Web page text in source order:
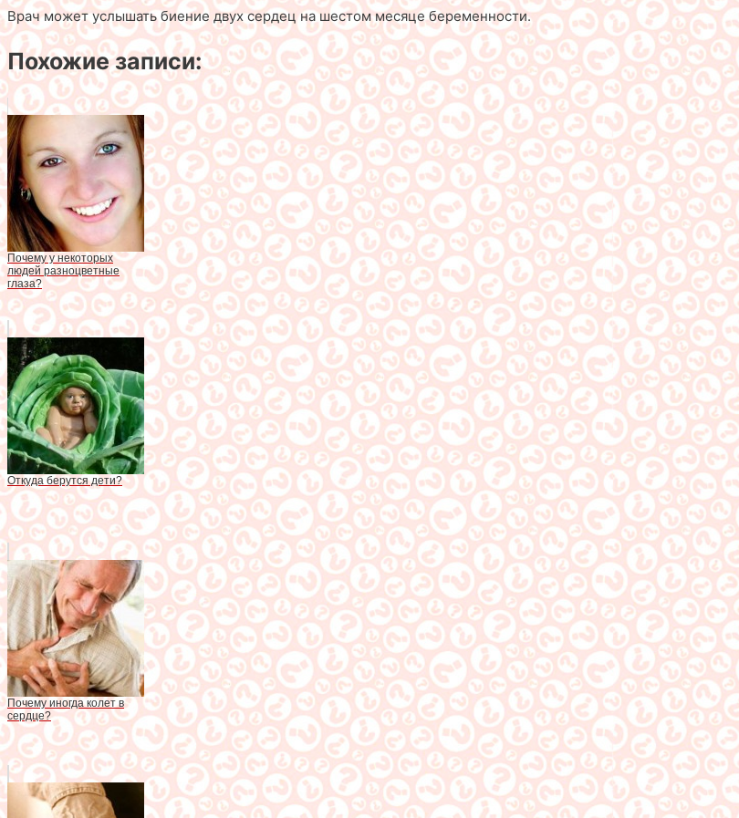
Врач может услышать биение двух сердец на шестом месяце беременности.
Похожие записи:
Почему у некоторых
людей разноцветные
глаза?
Откуда берутся дети?
Почему иногда колет в
сердце?